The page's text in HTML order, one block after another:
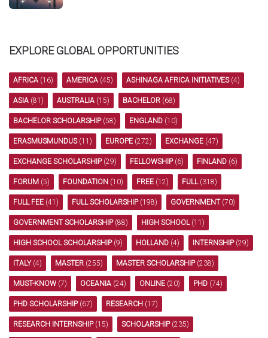
EXPLORE GLOBAL OPPORTUNITIES
AFRICA (16) AMERICA (45) ASHINAGA AFRICA INITIATIVES(4)
ASIA (81) AUSTRALIA (15) BACHELOR (68)
BACHELOR SCHOLARSHIP(58) ENGLAND (10)
ERASMUSMUNDUS(11) EUROPE (272) EXCHANGE (47)
EXCHANGE SCHOLARSHIP(29) FELLOWSHIP(6) FINLAND (6)
FORUM (5) FOUNDATION (10) FREE (12) FULL(318)
FULL FEE (41) FULL SCHOLARSHIP(198) GOVERNMENT(70)
GOVERNMENT SCHOLARSHIP(88) HIGH SCHOOL(11)
HIGH SCHOOL SCHOLARSHIP(9) HOLLAND (4) INTERNSHIP(29)
ITALY(4) MASTER (255) MASTER SCHOLARSHIP(238)
MUST-KNOW (7) OCEANIA (24) ONLINE (20) PHD (74)
PHD SCHOLARSHIP(67) RESEARCH (17)
RESEARCH INTERNSHIP(15) SCHOLARSHIP(235)